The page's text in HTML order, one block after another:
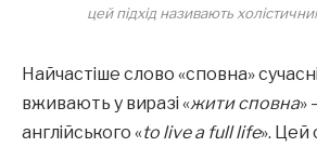
цей підхід називають
Найчастіше слово «сповна» сучасні
вживають у виразі «жити сповна»
англійського «to live a full life». Цей